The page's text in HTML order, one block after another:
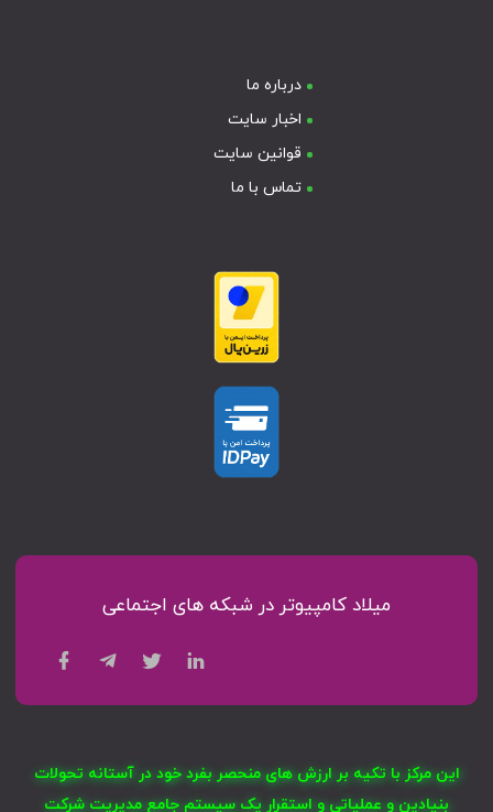
درباره ما
اخبار سایت
قوانین سایت
تماس با ما
میلاد کامپیوتر در شبکه های اجتماعی
این مرکز با تکیه بر ارزش های منحصر بفرد خود در آستانه تحولات
بنیادین و عملیاتی و استقرار یک سیستم جامع مدیریت شرکت